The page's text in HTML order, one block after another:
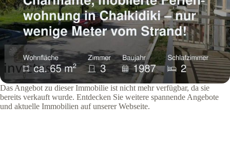
Das Angebot zu dieser Immobilie ist nicht mehr verfügbar, da sie
bereits verkauft wurde. Entdecken Sie weitere spannende Angebote
und aktuelle Immobilien auf unserer Webseite.